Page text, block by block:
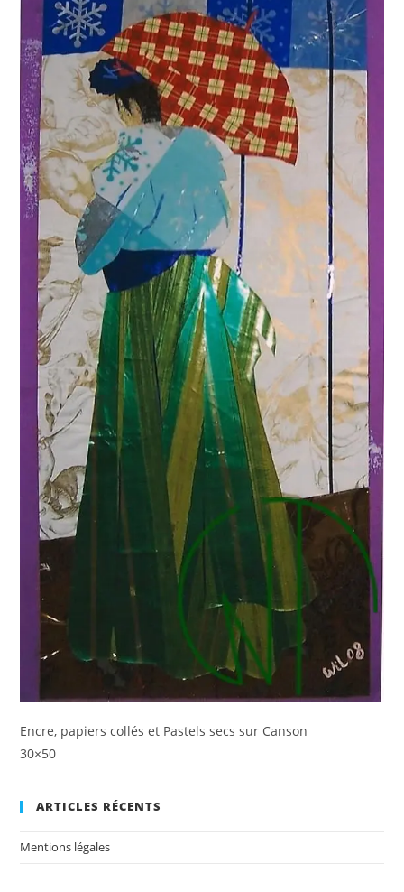
Encre, papiers collés et Pastels secs sur Canson
30×50
ARTICLES RÉCENTS
Mentions légales